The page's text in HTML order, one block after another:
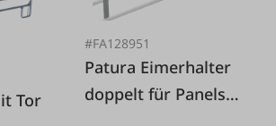
Tor
#FA128951
Patura Eimerhalter
doppelt für Panels +